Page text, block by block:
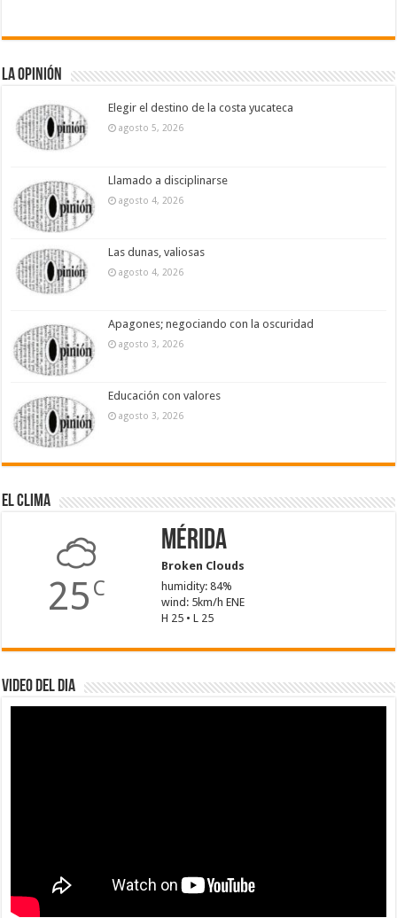
La Opinión
Elegir el destino de la costa yucateca
agosto 5, 2026
Llamado a disciplinarse
agosto 4, 2026
Las dunas, valiosas
agosto 4, 2026
Apagones; negociando con la oscuridad
agosto 3, 2026
Educación con valores
agosto 3, 2026
El Clima
25 C
Mérida
Broken Clouds
humidity: 84%
wind: 5km/h ENE
H 25 • L 25
Video del dia